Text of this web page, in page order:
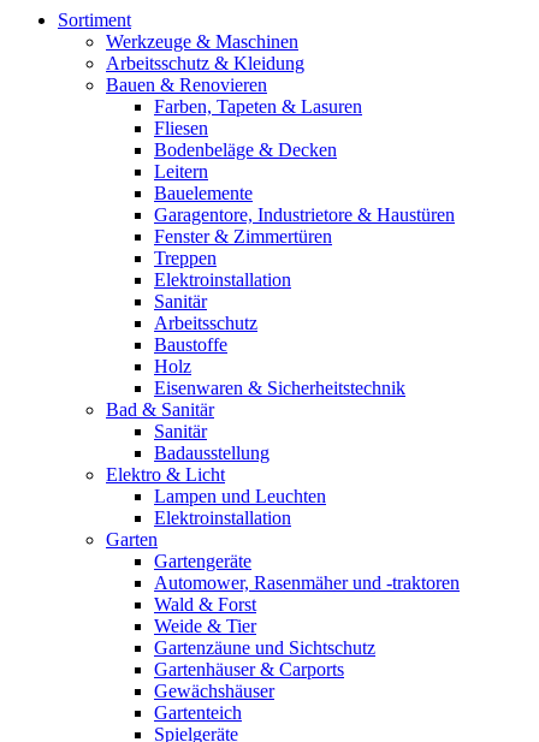
Sortiment
Werkzeuge & Maschinen
Arbeitsschutz & Kleidung
Bauen & Renovieren
Farben, Tapeten & Lasuren
Fliesen
Bodenbeläge & Decken
Leitern
Bauelemente
Garagentore, Industrietore & Haustüren
Fenster & Zimmertüren
Treppen
Elektroinstallation
Sanitär
Arbeitsschutz
Baustoffe
Holz
Eisenwaren & Sicherheitstechnik
Bad & Sanitär
Sanitär
Badausstellung
Elektro & Licht
Lampen und Leuchten
Elektroinstallation
Garten
Gartengeräte
Automower, Rasenmäher und -traktoren
Wald & Forst
Weide & Tier
Gartenzäune und Sichtschutz
Gartenhäuser & Carports
Gewächshäuser
Gartenteich
Spielgeräte